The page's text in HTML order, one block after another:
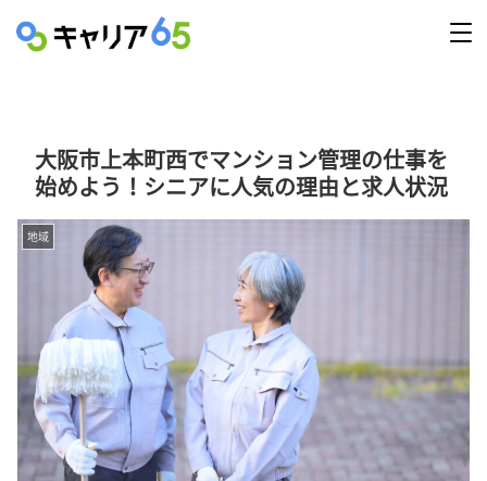
大阪市上本町西でマンション管理の仕事を
始めよう！シニアに人気の理由と求人状況
地域